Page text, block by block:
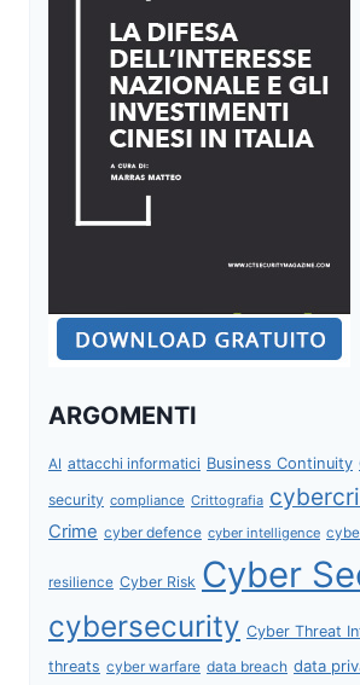
ARGOMENTI
AI attacchi informatici Business Continuity
security compliance Crittografia
Crime cyber defence cyber intelligence
resilience Cyber Risk Cyber
cybersecurity Cyber Threat
threats cyber warfare data breach data